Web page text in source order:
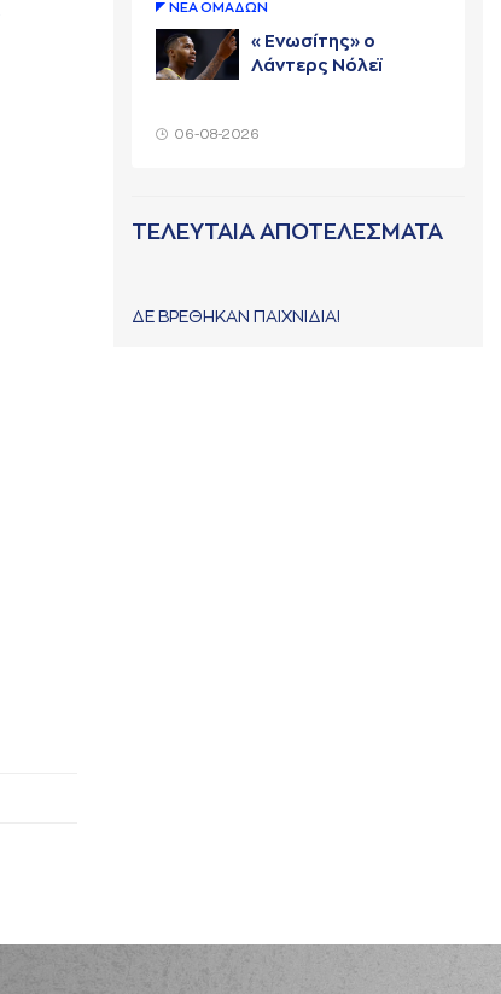
ΝΕA ΟΜAΔΩΝ
«Ενωσίτης» ο
Λάντερς Νόλεϊ
06-08-2026
ΤΕΛΕΥΤΑΙΑ ΑΠΟΤΕΛΕΣΜΑΤΑ
ΔΕ ΒΡΕΘΗΚΑΝ ΠΑΙΧΝΙΔΙΑ!